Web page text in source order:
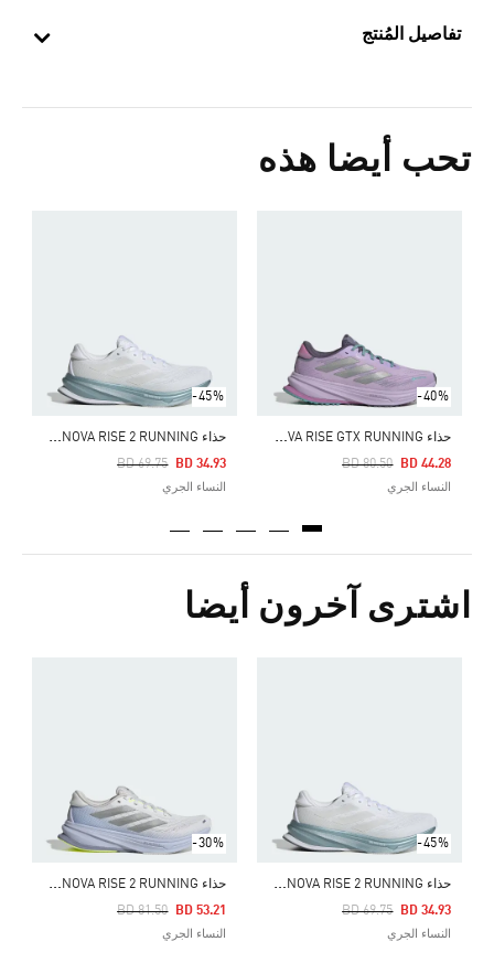
تفاصيل المُنتج
تحب أيضا هذه
-40%
ح
ذاء SUPERNOVA RISE GTX RUNNING
Price Reduced From
BD 80.50
To BD 44.28
النساء الجري
-45%
ح
ذاء SUPERNOVA RISE 2 RUNNING
Price Reduced From
BD 69.75
To BD 34.93
النساء الجري
اشترى آخرون أيضا
-45%
ح
ذاء SUPERNOVA RISE 2 RUNNING
Price Reduced From
BD 69.75
To BD 34.93
النساء الجري
-30%
ح
ذاء SUPERNOVA RISE 2 RUNNING
Price Reduced From
BD 81.50
To BD 53.21
النساء الجري